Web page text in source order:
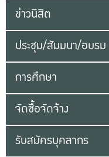
ข่าวนิสิต
ประชุม/สัมมนา/อบรม
การศึกษา
จัดซื้อจัดจ้าง
รับสมัครบุคลากร